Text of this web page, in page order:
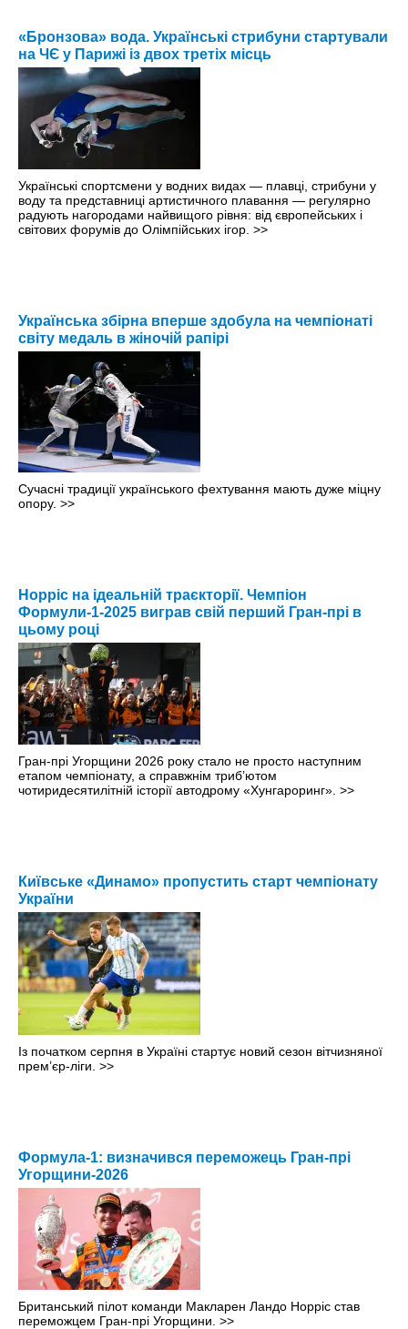
«Бронзова» вода. Українські стрибуни стартували
на ЧЄ у Парижі із двох третіх місць
Українські спортсмени у водних видах — плавці, стрибуни у
воду та представниці артистичного плавання — регулярно
радують нагородами найвищого рівня: від європейських і
світових форумів до Олімпійських ігор. >>
Українська збірна вперше здобула на чемпіонаті
світу медаль в жіночій рапірі
Сучасні традиції українського фехтування мають дуже міцну
опору. >>
Норріс на ідеальній траєкторії. Чемпіон
Формули-1-2025 виграв свій перший Гран-прі в
цьому році
Гран-прі Угорщини 2026 року стало не просто наступним
етапом чемпіонату, а справжнім триб’ютом
чотиридесятилітній історії автодрому «Хунгароринг». >>
Київське «Динамо» пропустить старт чемпіонату
України
Із початком серпня в Україні стартує новий сезон вітчизняної
прем’єр-ліги. >>
Формула-1: визначився переможець Гран-прі
Угорщини-2026
Британський пілот команди Макларен Ландо Норріс став
переможцем Гран-прі Угорщини. >>